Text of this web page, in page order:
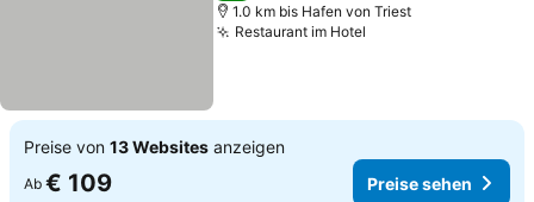
1.0 km bis Hafen von Triest
Restaurant im Hotel
Preise von 13 Websites anzeigen
Ab € 109 Preise sehen